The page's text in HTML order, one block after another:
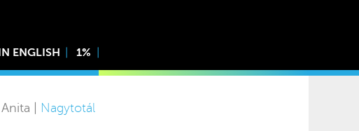
ENGLISH 1%
| Nagytotál